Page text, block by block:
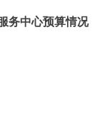
务中心预算情况